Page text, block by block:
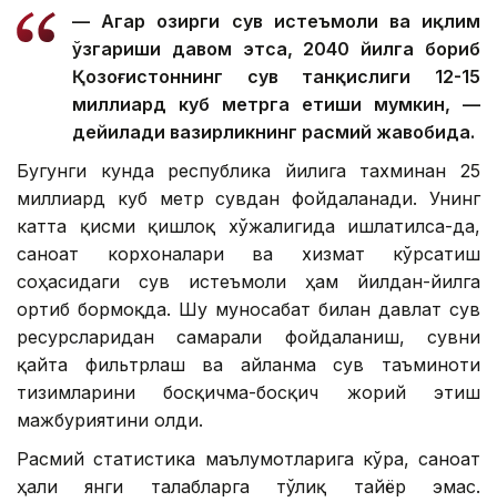
— Агар ҳозирги сув истеъмоли ва иқлим
ўзгариши давом этса, 2040 йилга бориб
Қозоғистоннинг сув танқислиги 12-15
миллиард куб метрга етиши мумкин, —
дейилади вазирликнинг расмий жавобида.
Бугунги кунда республика йилига тахминан 25
миллиард куб метр сувдан фойдаланади. Унинг
катта қисми қишлоқ хўжалигида ишлатилса-да,
саноат корхоналари ва хизмат кўрсатиш
соҳасидаги сув истеъмоли ҳам йилдан-йилга
ортиб бормоқда. Шу муносабат билан давлат сув
ресурсларидан самарали фойдаланиш, сувни
қайта фильтрлаш ва айланма сув таъминоти
тизимларини босқичма-босқич жорий этиш
мажбуриятини олди.
Расмий статистика маълумотларига кўра, саноат
ҳали янги талабларга тўлиқ тайёр эмас.